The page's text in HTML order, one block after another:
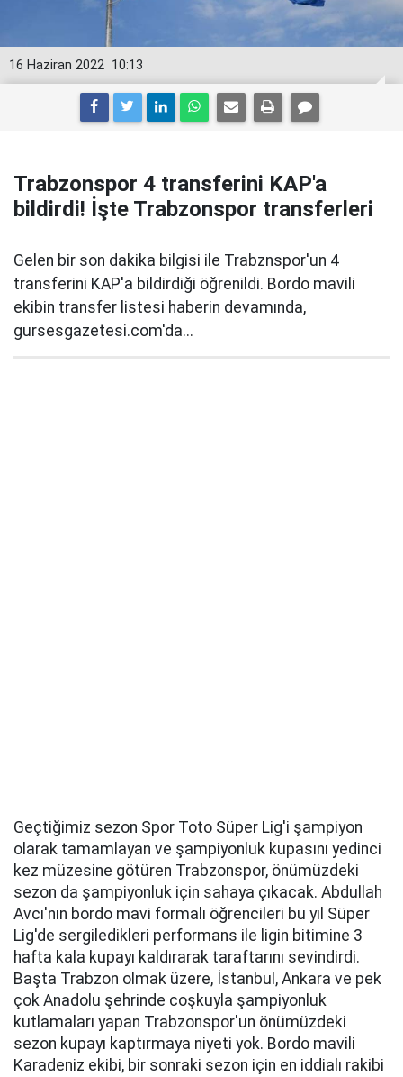
10:13
16 Haziran 2022
Trabzonspor 4 transferini KAP'a
bildirdi! İşte Trabzonspor transferleri
Gelen bir son dakika bilgisi ile Trabznspor'un 4
transferini KAP'a bildirdiği öğrenildi. Bordo mavili
ekibin transfer listesi haberin devamında,
gursesgazetesi.com'da...
Geçtiğimiz sezon Spor Toto Süper Lig'i şampiyon
olarak tamamlayan ve şampiyonluk kupasını yedinci
kez müzesine götüren Trabzonspor, önümüzdeki
sezon da şampiyonluk için sahaya çıkacak. Abdullah
Avcı'nın bordo mavi formalı öğrencileri bu yıl Süper
Lig'de sergiledikleri performans ile ligin bitimine 3
hafta kala kupayı kaldırarak taraftarını sevindirdi.
Başta Trabzon olmak üzere, İstanbul, Ankara ve pek
çok Anadolu şehrinde coşkuyla şampiyonluk
kutlamaları yapan Trabzonspor'un önümüzdeki
sezon kupayı kaptırmaya niyeti yok. Bordo mavili
Karadeniz ekibi, bir sonraki sezon için en iddialı rakibi